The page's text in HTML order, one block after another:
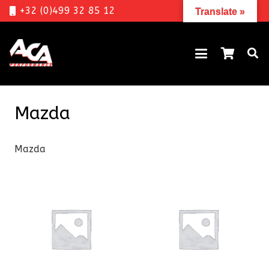
+32 (0)499 32 85 12
Mazda
Mazda
Translate »